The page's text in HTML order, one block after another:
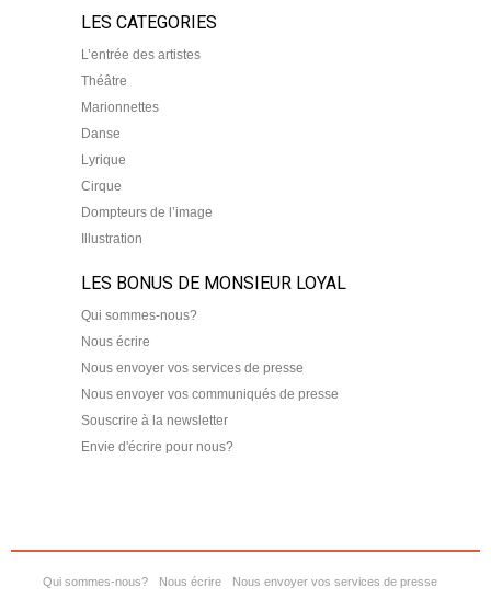
LES CATEGORIES
L’entrée des artistes
Théâtre
Marionnettes
Danse
Lyrique
Cirque
Dompteurs de l’image
Illustration
LES BONUS DE MONSIEUR LOYAL
Qui sommes-nous?
Nous écrire
Nous envoyer vos services de presse
Nous envoyer vos communiqués de presse
Souscrire à la newsletter
Envie d'écrire pour nous?
Qui sommes-nous? Nous écrire Nous envoyer vos services de presse